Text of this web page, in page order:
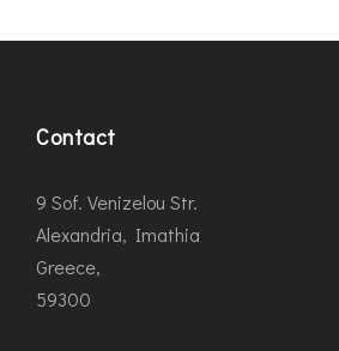
Contact
9 Sof. Venizelou Str.
Alexandria, Imathia
Greece,
59300